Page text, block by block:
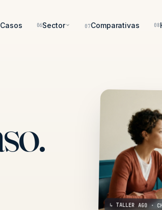
Casos 06Sector 07Comparativas 08
↳ TALLER AGO ·